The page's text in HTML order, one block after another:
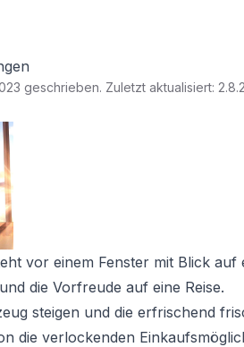
geschrieben. Zuletzt aktualisiert:
vor einem Fenster mit Blick
die Vorfreude auf eine Reise.
steigen und die erfrischend
die verlockenden